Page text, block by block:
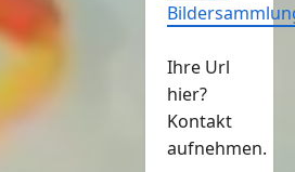
Ihre Url
hier?
Kontakt
aufnehmen.